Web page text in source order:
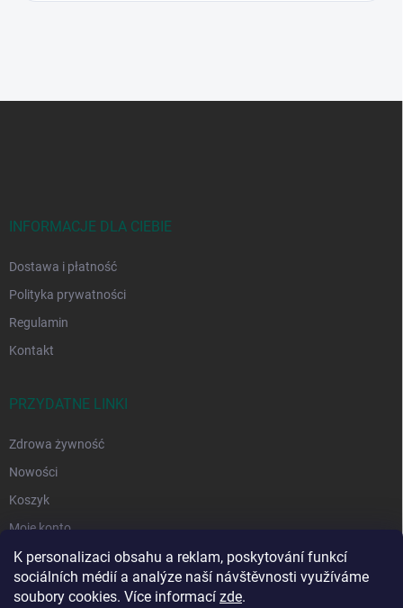
K personalizaci obsahu a reklam, poskytování funkcí
sociálních médií a analýze naší návštěvnosti využíváme
soubory cookies. Více informací zde.
INFORMACJE DLA CIEBIE
Dostawa i płatność
Polityka prywatności
Regulamin
Kontakt
PRZYDATNE LINKI
Zdrowa żywność
Nowości
Koszyk
Moje konto